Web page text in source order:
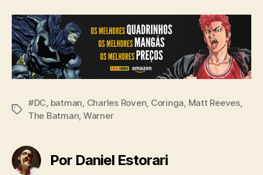
Tags
#DC, batman, Charles Roven, Coringa, Matt Reeves,
The Batman, Warner
Por Daniel Estorari